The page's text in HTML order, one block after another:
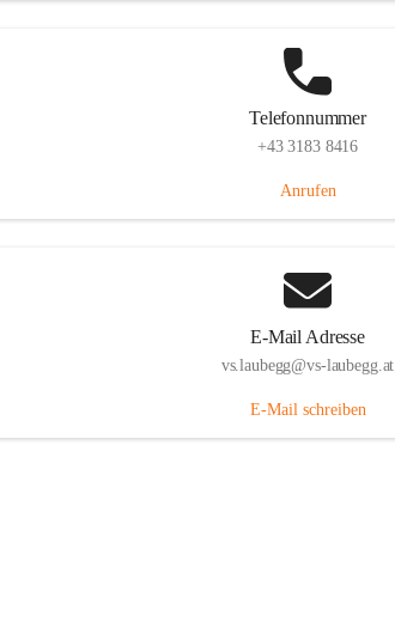
Telefonnummer
+43 3183 8416
Anrufen
E-Mail Adresse
vs.laubegg@vs-laubegg.at
E-Mail schreiben